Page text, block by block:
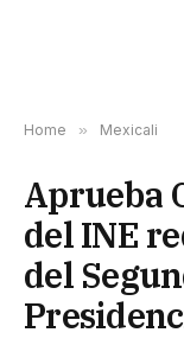
Home » Mexicali
Aprueba
del INE
del